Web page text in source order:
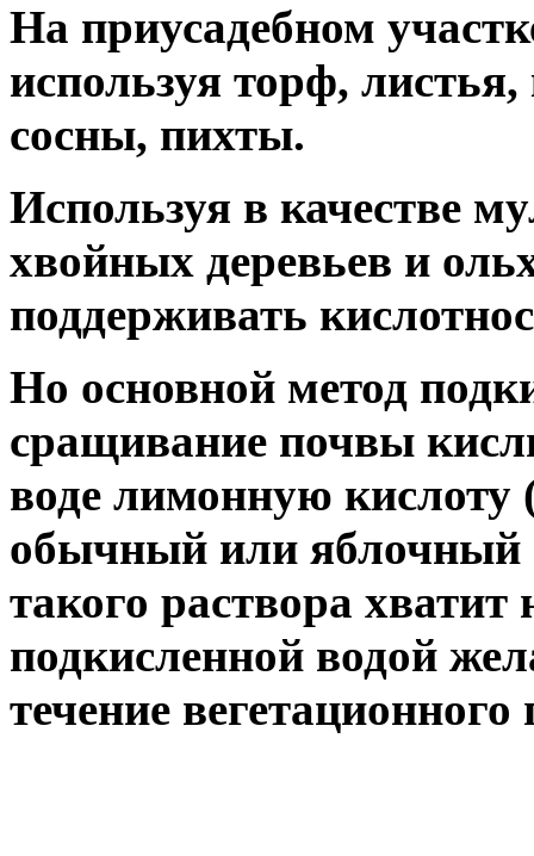
На приусадебном
используя торф,
сосны, пихты.
Используя в качестве
хвойных деревьев и
поддерживать
Но основной метод
сращивание почвы
воде лимонную кислоту
обычный или яблочный
такого раствора
подкисленной водой
течение вегетационного